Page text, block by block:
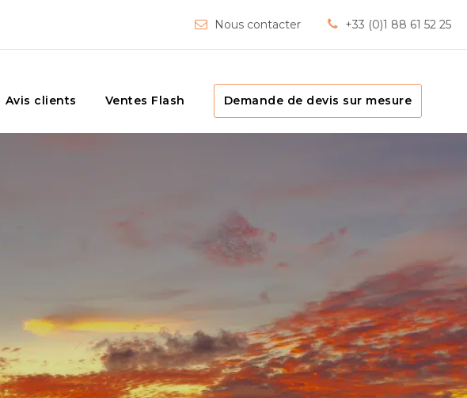
Nous contacter +33 (0)1 88 61 52 25
Avis clients Ventes Flash Demande de devis sur mesure